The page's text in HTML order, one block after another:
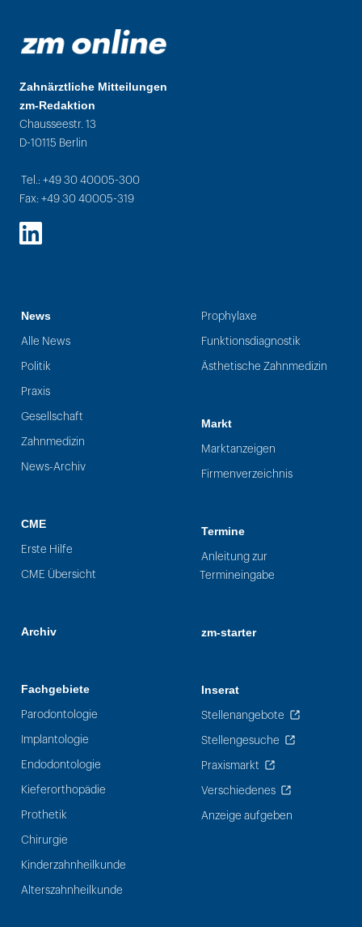
Zahnärztliche Mitteilungen
zm-Redaktion
Chausseestr. 13
D-10115 Berlin
Tel.: +49 30 40005-300
Fax: +49 30 40005-319
LinkedIn
News
Alle News
Politik
Praxis
Gesellschaft
Zahnmedizin
News-Archiv
CME
Erste Hilfe
CME Übersicht
Archiv
Fachgebiete
Parodontologie
Implantologie
Endodontologie
Kieferorthopädie
Prothetik
Chirurgie
Kinderzahnheilkunde
Alterszahnheilkunde
Prophylaxe
Funktionsdiagnostik
Ästhetische Zahnmedizin
Markt
Marktanzeigen
Firmenverzeichnis
Termine
Anleitung zur
Termineingabe
zm-starter
Inserat
Stellenangebote
Stellengesuche
Praxismarkt
Verschiedenes
Anzeige aufgeben